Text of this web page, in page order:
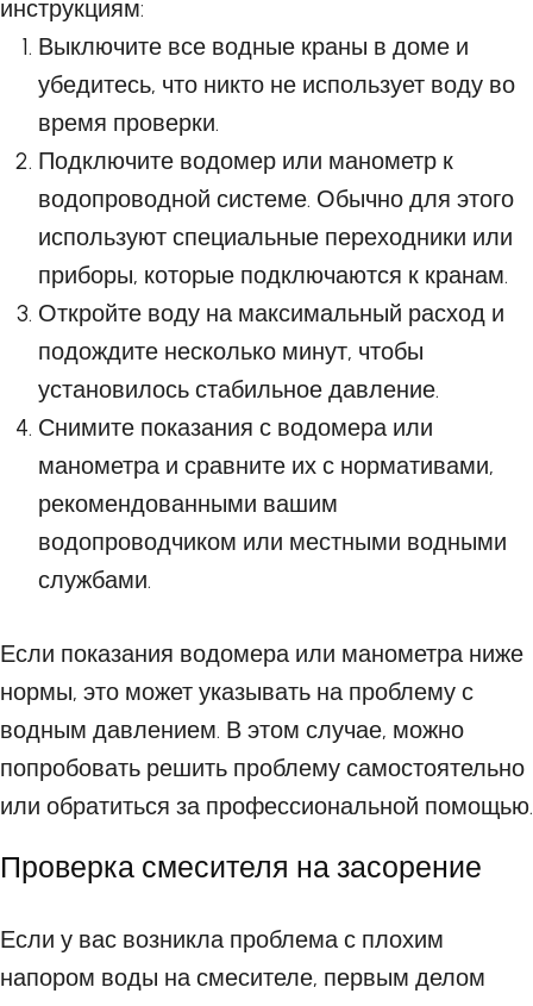
инструкциям:
Выключите все водные краны в доме и
убедитесь, что никто не использует воду во
время проверки.
Подключите водомер или манометр к
водопроводной системе. Обычно для этого
используют специальные переходники или
приборы, которые подключаются к кранам.
Откройте воду на максимальный расход и
подождите несколько минут, чтобы
установилось стабильное давление.
Снимите показания с водомера или
манометра и сравните их с нормативами,
рекомендованными вашим
водопроводчиком или местными водными
службами.
Если показания водомера или манометра ниже
нормы, это может указывать на проблему с
водным давлением. В этом случае, можно
попробовать решить проблему самостоятельно
или обратиться за профессиональной помощью.
Проверка смесителя на засорение
Если у вас возникла проблема с плохим
напором воды на смесителе, первым делом